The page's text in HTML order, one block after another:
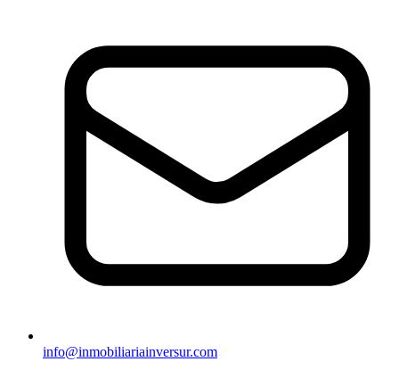
info@inmobiliariainversur.com